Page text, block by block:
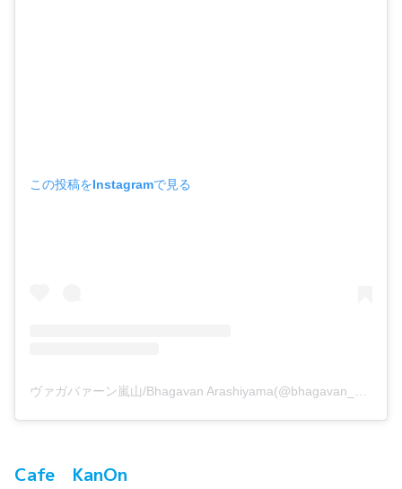
この投稿をInstagramで見る
Cafe KanOn